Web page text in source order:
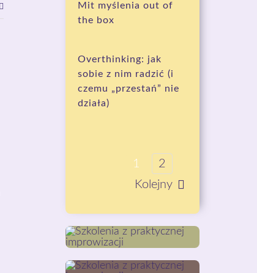
Mit myślenia out of
the box
Overthinking: jak
sobie z nim radzić (i
czemu „przestań” nie
działa)
1
2
Kolejny